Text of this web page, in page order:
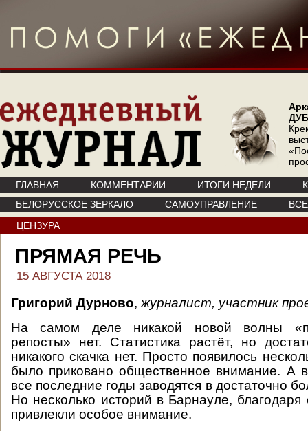
ГЛАВНАЯ КОММЕНТАРИИ ИТОГИ НЕДЕЛИ
БЕЛОРУССКОЕ ЗЕРКАЛО
САМОУПРАВЛЕНИЕ
ЦЕНЗУРА
ПРЯМАЯ РЕЧЬ
15 АВГУСТА 2018
Григорий Дурново, журналист, участник
На самом деле никакой новой волны
репосты» нет. Статистика растёт, но
никакого скачка нет. Просто появилось
было приковано общественное внимание. А
все последние годы заводятся в достаточно
Но несколько историй в Барнауле, благодаря
привлекли особое внимание.